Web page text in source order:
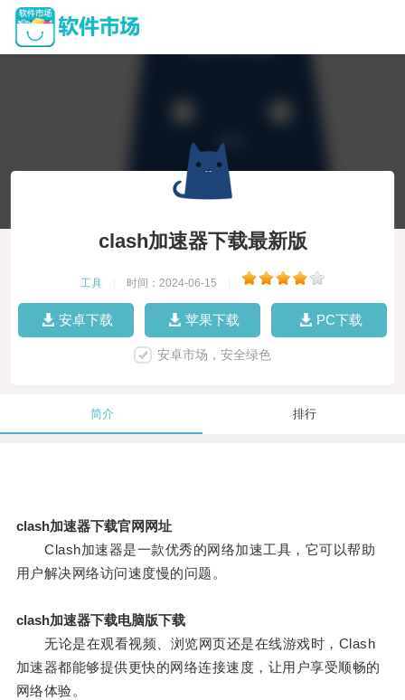
clash加速器下载最新版
工具 时间：2024-06-15
安卓下载 苹果下载 PC下载
安卓市场，安全绿色
简介 排行
clash加速器下载官网网址
Clash加速器是一款优秀的网络加速工具，它可以帮助
用户解决网络访问速度慢的问题。
clash加速器下载电脑版下载
无论是在观看视频、浏览网页还是在线游戏时，Clash
加速器都能够提供更快的网络连接速度，让用户享受顺畅的
网络体验。